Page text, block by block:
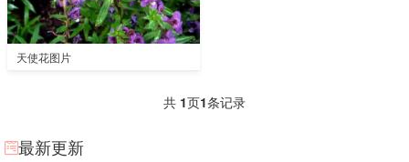
天使花图片
共 1页1条记录
最新更新